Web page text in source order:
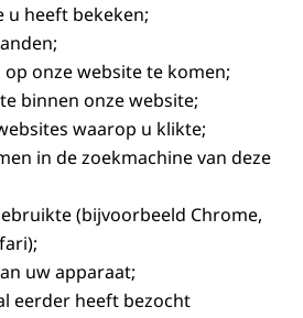
u heeft bekeken;
onze website te komen;
binnen onze website;
waarop u klikte;
in de zoekmachine van deze
(bijvoorbeeld Chrome,
uw apparaat;
eerder heeft bezocht